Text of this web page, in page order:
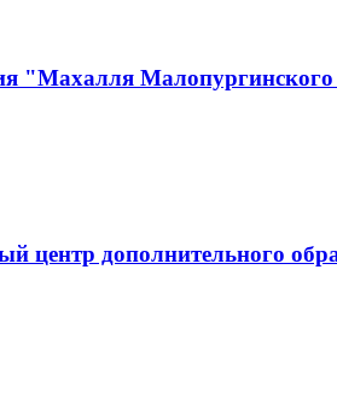
"Махалля
центр дополнительного